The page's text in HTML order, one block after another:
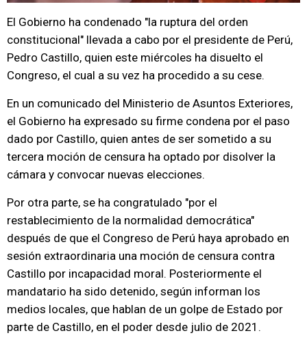
El Gobierno ha condenado "la ruptura del orden
constitucional" llevada a cabo por el presidente de Perú,
Pedro Castillo, quien este miércoles ha disuelto el
Congreso, el cual a su vez ha procedido a su cese.
En un comunicado del Ministerio de Asuntos Exteriores,
el Gobierno ha expresado su firme condena por el paso
dado por Castillo, quien antes de ser sometido a su
tercera moción de censura ha optado por disolver la
cámara y convocar nuevas elecciones.
Por otra parte, se ha congratulado "por el
restablecimiento de la normalidad democrática"
después de que el Congreso de Perú haya aprobado en
sesión extraordinaria una moción de censura contra
Castillo por incapacidad moral. Posteriormente el
mandatario ha sido detenido, según informan los
medios locales, que hablan de un golpe de Estado por
parte de Castillo, en el poder desde julio de 2021.